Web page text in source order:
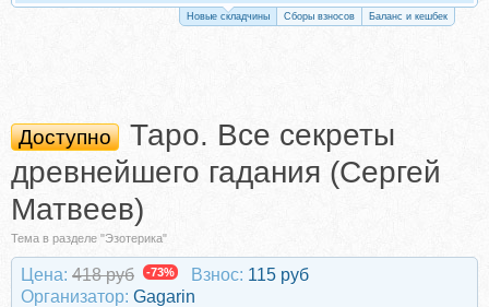
Новые складчины Сборы взносов Баланс и кешбек
Доступно
Таро. Все секреты
древнейшего гадания (Сергей
Матвеев)
Тема в разделе "Эзотерика"
Цена: 418 руб -73% Взнос: 115 руб
Организатор: Gagarin